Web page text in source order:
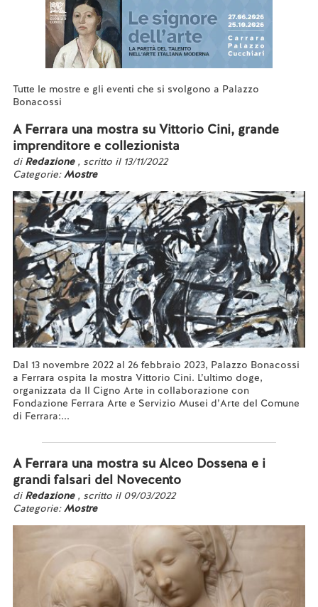
Tutte le mostre e gli eventi che si svolgono a Palazzo
Bonacossi
A Ferrara una mostra su Vittorio Cini, grande
imprenditore e collezionista
di Redazione , scritto il 13/11/2022
Categorie:Mostre
Dal 13 novembre 2022 al 26 febbraio 2023, Palazzo Bonacossi
a Ferrara ospita la mostra Vittorio Cini. L’ultimo doge,
organizzata da Il Cigno Arte in collaborazione con
Fondazione Ferrara Arte e Servizio Musei d’Arte del Comune
di Ferrara:...
A Ferrara una mostra su Alceo Dossena e i
grandi falsari del Novecento
di Redazione , scritto il 09/03/2022
Categorie:Mostre